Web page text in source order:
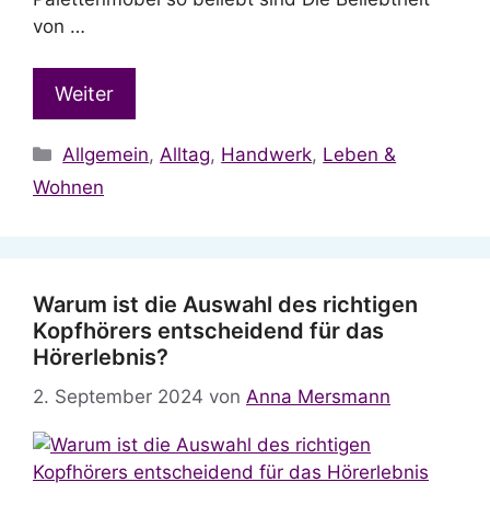
von …
Weiter
Kategorien
Allgemein,Alltag, Handwerk, Leben &
Wohnen
Warum ist die Auswahl des richtigen
Kopfhörers entscheidend für das
Hörerlebnis?
2. September 2024 von Anna Mersmann